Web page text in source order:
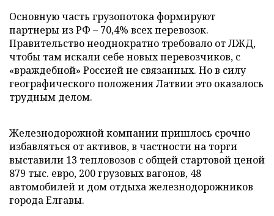
Основную часть грузопотока формируют
партнеры из РФ – 70,4% всех перевозок.
Правительство неоднократно требовало от ЛЖД,
чтобы там искали себе новых перевозчиков, с
«враждебной» Россией не связанных. Но в силу
географического положения Латвии это оказалось
трудным делом.
Железнодорожной компании пришлось срочно
избавляться от активов, в частности на торги
выставили 13 тепловозов с общей стартовой ценой
879 тыс. евро, 200 грузовых вагонов, 48
автомобилей и дом отдыха железнодорожников
города Елгавы.